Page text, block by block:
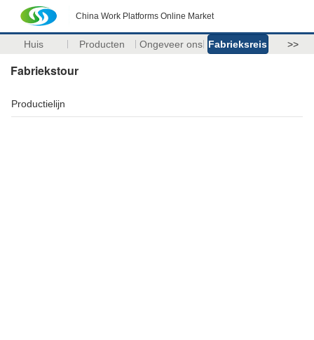
China Work Platforms Online Market
Huis Producten Ongeveer ons Fabrieksreis >>
Fabriekstour
Productielijn